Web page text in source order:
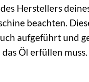
Herstellers
beachten.
aufgeführt und
Öl erfüllen